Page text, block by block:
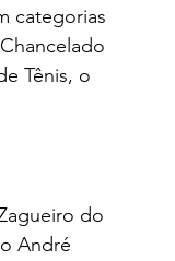
categorias
Tênis, o
do
André